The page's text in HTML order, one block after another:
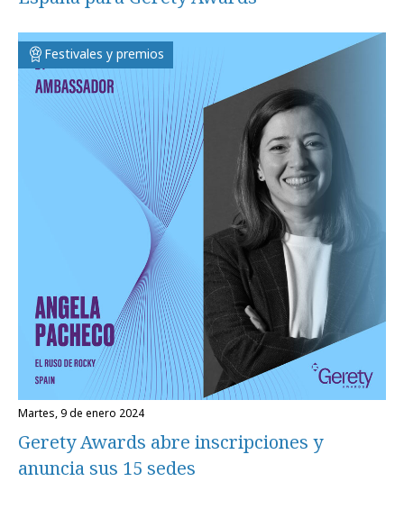
Festivales y premios
martes, 9 de enero 2024
Gerety Awards abre inscripciones y
anuncia sus 15 sedes